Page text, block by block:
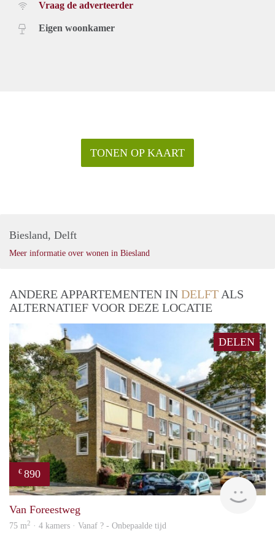
Vraag de adverteerder
Eigen woonkamer
TONEN OP KAART
Biesland, Delft
Meer informatie over wonen in Biesland
ANDERE APPARTEMENTEN IN DELFT ALS
ALTERNATIEF VOOR DEZE LOCATIE
DELEN
€ 890
Van Foreestweg
75 m2 · 4 kamers · Vanaf ? - Onbepaalde tijd